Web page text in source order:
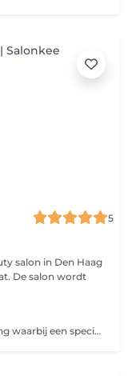
5
salon in Den Haag
De salon wordt
BIAB is een innovatieve nagelbehandeling waarbij een speciaal gel gebruikt wordt om de nagels te verstevigen en te verlengen. Deze techniek biedt een langdurig resultaat van 3 tot 4 weken en is ideaal voor mensen die graag sterke en gezonde nagels willen, zonder dat de nagels kwetsbaar worden. BIAB kan ook gebruikt worden voor het opbouwen van een natuurlijke, verlengde look, en is bovendien sterker dan traditionele gel of acryl.